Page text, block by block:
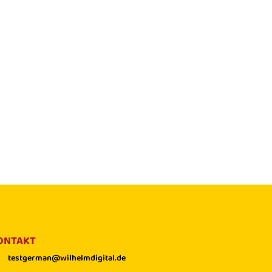
testgerman@wilhelmdigital.de